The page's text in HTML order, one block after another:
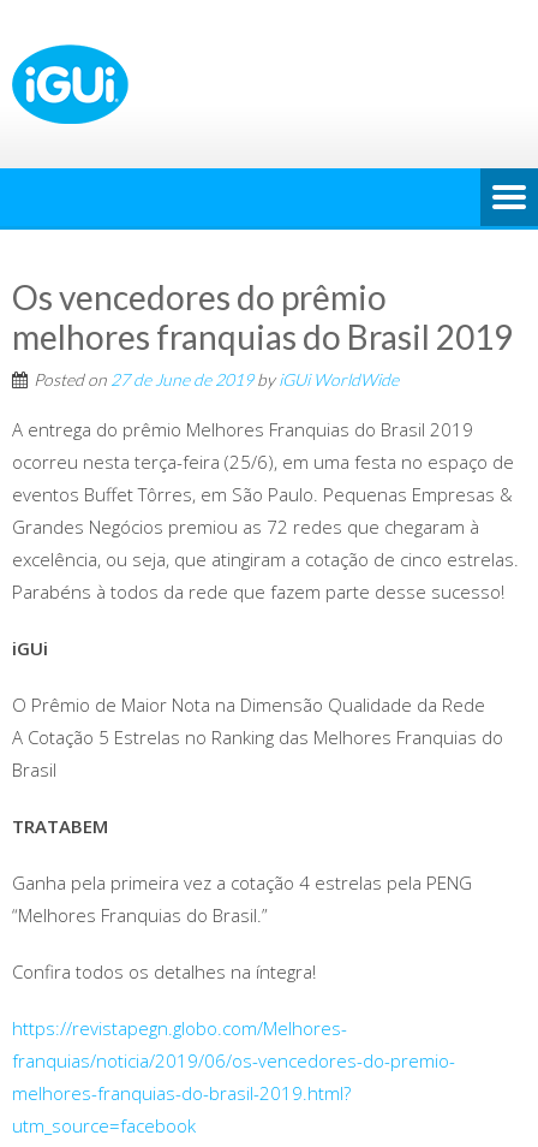
Os vencedores do prêmio
melhores franquias do Brasil 2019
Posted on 27 de June de 2019byiGUi WorldWide
A entrega do prêmio Melhores Franquias do Brasil 2019
ocorreu nesta terça-feira (25/6), em uma festa no espaço de
eventos Buffet Tôrres, em São Paulo. Pequenas Empresas &
Grandes Negócios premiou as 72 redes que chegaram à
excelência, ou seja, que atingiram a cotação de cinco estrelas.
Parabéns à todos da rede que fazem parte desse sucesso!
iGUi
O Prêmio de Maior Nota na Dimensão Qualidade da Rede
A Cotação 5 Estrelas no Ranking das Melhores Franquias do
Brasil
TRATABEM
Ganha pela primeira vez a cotação 4 estrelas pela PENG
“Melhores Franquias do Brasil.”
Confira todos os detalhes na íntegra!
https://revistapegn.globo.com/Melhores-
franquias/noticia/2019/06/os-vencedores-do-premio-
melhores-franquias-do-brasil-2019.html?
utm_source=facebook